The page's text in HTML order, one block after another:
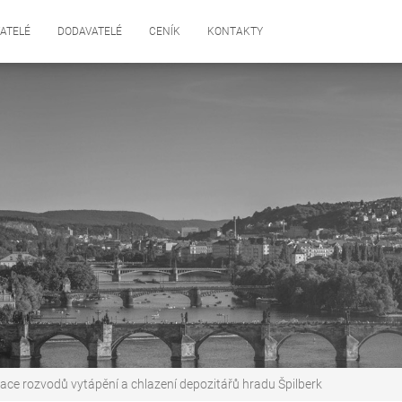
DODAVATELÉ CENÍK KONTAKTY
rozvodů vytápění a chlazení depozitářů hradu Špilberk